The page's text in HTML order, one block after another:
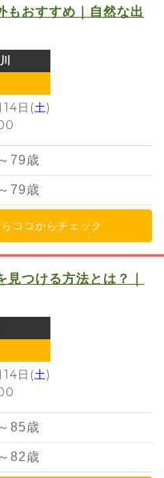
もおすすめ｜自然な出
日(土)
79歳
79歳
ココからチェック
つける方法とは？｜
日(土)
85歳
82歳